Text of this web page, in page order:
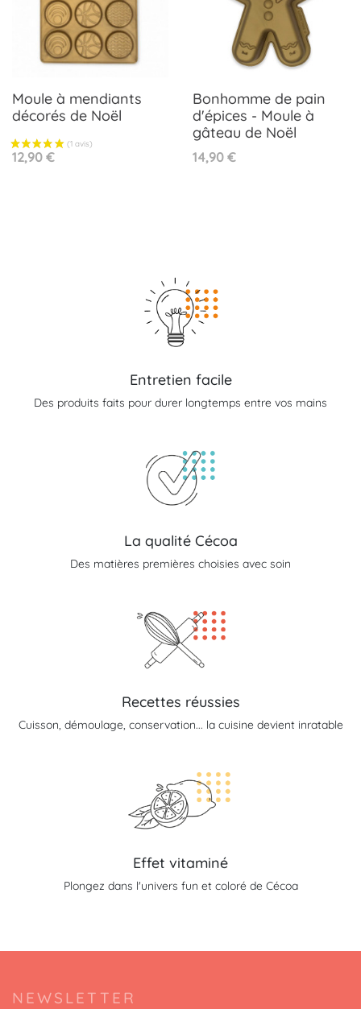
Moule à mendiants
décorés de Noël
Prix
12,90 €
Bonhomme de pain
d'épices - Moule à
gâteau de Noël
Prix
14,90 €
Entretien facile
Des produits faits pour durer longtemps entre vos mains
La qualité Cécoa
Des matières premières choisies avec soin
Recettes réussies
Cuisson, démoulage, conservation... la cuisine devient inratable
Effet vitaminé
Plongez dans l'univers fun et coloré de Cécoa
NEWSLETTER